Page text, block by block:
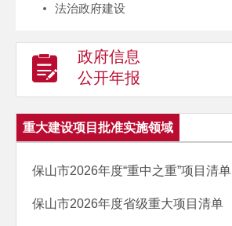
法治政府建设
政府信息
公开年报
重大建设项目批准实施领域
保山市2026年度“重中之重”项目清单
保山市2026年度省级重大项目清单